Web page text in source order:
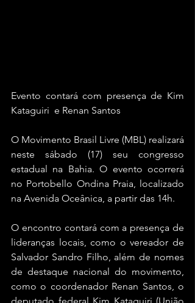
Evento contará com presença de Kim
Kataguiri  e Renan Santos
O Movimento Brasil Livre (MBL) realizará
neste sábado (17) seu congresso
estadual na Bahia. O evento ocorrerá
no Portobello Ondina Praia, localizado
na Avenida Oceânica, a partir das 14h.
O encontro contará com a presença de
lideranças locais, como o vereador de
Salvador Sandro Filho, além de nomes
de destaque nacional do movimento,
como o coordenador Renan Santos, o